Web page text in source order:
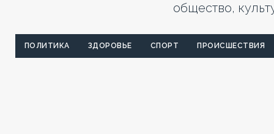
общество,
ПОЛИТИКА ЗДОРОВЬЕ СПОРТ ПРОИСШЕСТВИЯ